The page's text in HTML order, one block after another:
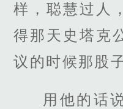
样，聪慧过人
得那天史塔克
议的时候那股
用他的话